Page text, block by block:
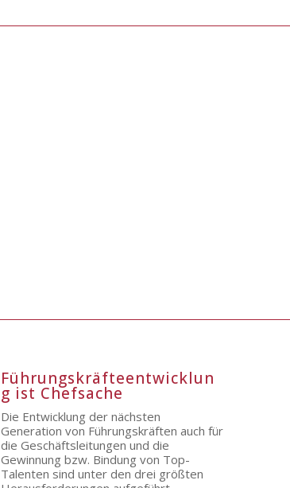
Führungskräfteentwicklun
g ist Chefsache
Die Entwicklung der nächsten
Generation von Führungskräften auch für
die Geschäftsleitungen und die
Gewinnung bzw. Bindung von Top-
Talenten sind unter den drei größten